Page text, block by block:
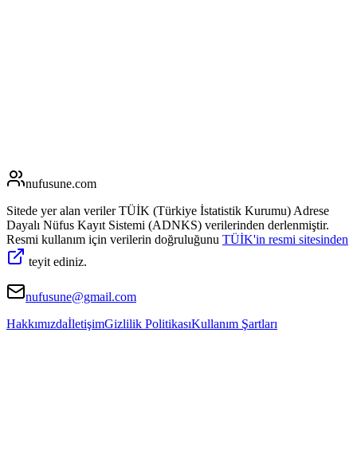
nufusune.com
Sitede yer alan veriler TÜİK (Türkiye İstatistik Kurumu) Adrese
Dayalı Nüfus Kayıt Sistemi (ADNKS) verilerinden derlenmiştir.
Resmi kullanım için verilerin doğruluğunu TÜİK'in resmi sitesinden
teyit ediniz.
nufusune@gmail.com
HakkımızdaİletişimGizlilik PolitikasıKullanım Şartları